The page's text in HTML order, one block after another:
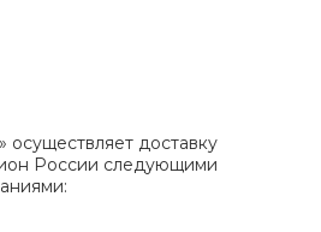
доставку
России следующими